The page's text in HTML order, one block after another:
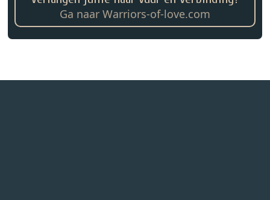
Ga naar Warriors-of-love.com